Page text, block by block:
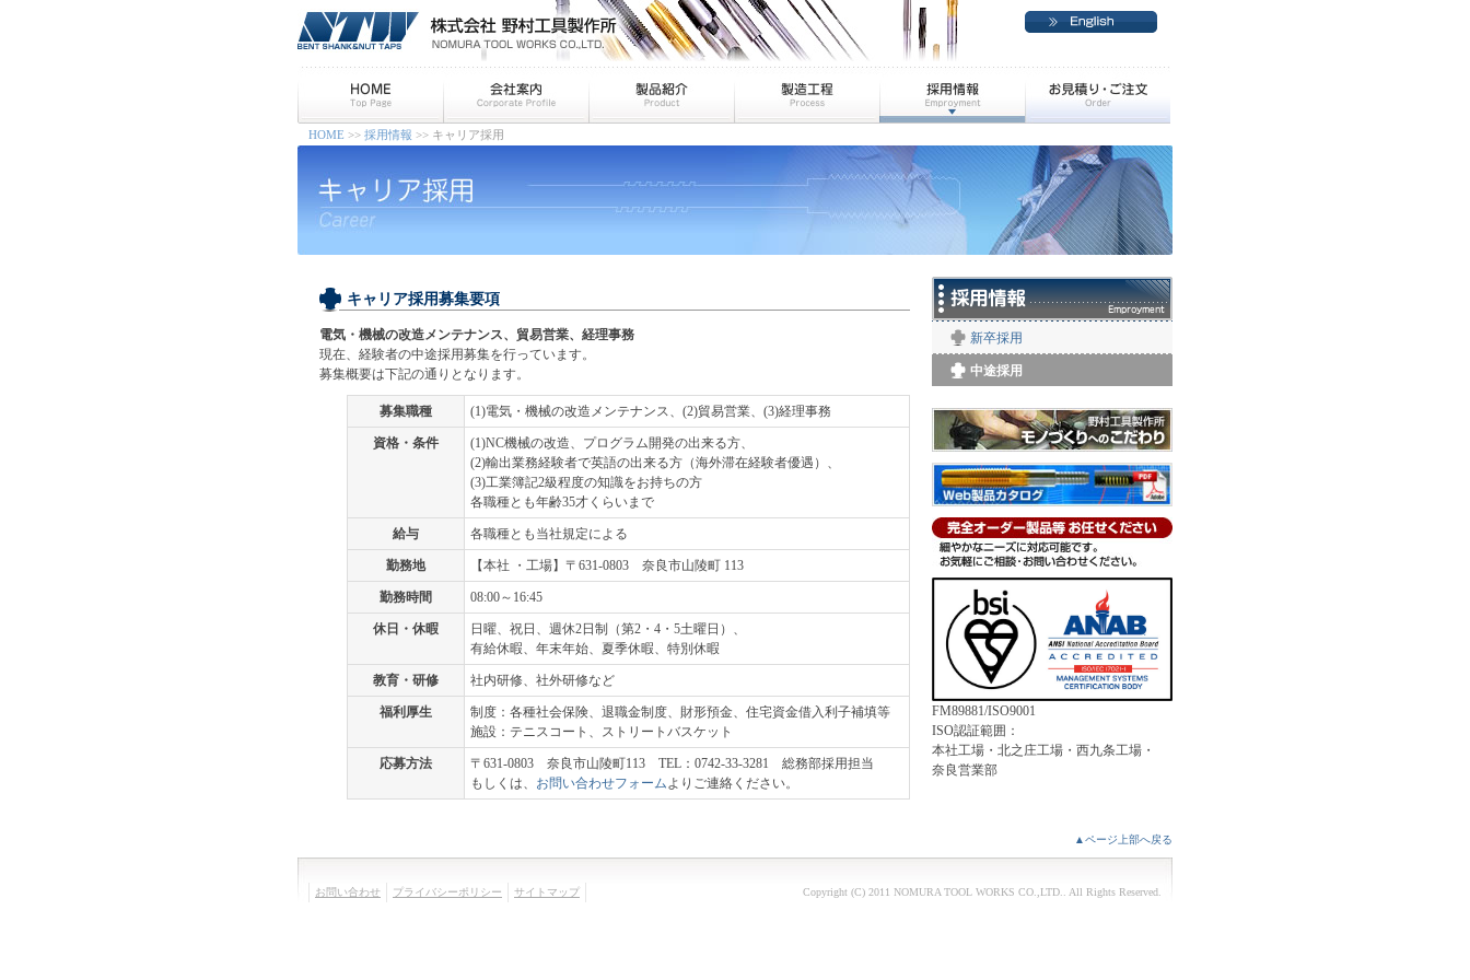
HOME >> 採用情報 >> キャリア採用
キャリア採用募集要項
電気・機械の改造メンテナンス、貿易営業、経理事務
現在、経験者の中途採用募集を行っています。
募集概要は下記の通りとなります。
募集職種 (1)電気・機械の改造メンテナンス、(2)貿易営業、(3)経理事務
資格・条件
(1)NC機械の改造、プログラム開発の出来る方、
(2)輸出業務経験者で英語の出来る方（海外滞在経験者優遇）、
(3)工業簿記2級程度の知識をお持ちの方
各職種とも年齢35才くらいまで
給与 各職種とも当社規定による
勤務地 【本社 ・工場】〒631-0803 奈良市山陵町 113
勤務時間 08:00～16:45
休日・休暇
日曜、祝日、週休2日制（第2・4・5土曜日）、
有給休暇、年末年始、夏季休暇、特別休暇
教育・研修 社内研修、社外研修など
福利厚生
制度：各種社会保険、退職金制度、財形預金、住宅資金借入利子補填等
施設：テニスコート、ストリートバスケット
応募方法
〒631-0803 奈良市山陵町113 TEL：0742-33-3281 総務部採用担当
もしくは、 お問い合わせフォームよりご連絡ください。
新卒採用
中途採用
FM89881/ISO9001
ISO認証範囲：
本社工場・北之庄工場・西九条工場・
奈良営業部
▲ページ上部へ戻る
お問い合わせ プライバシーポリシー サイトマップ Copyright (C) 2011 NOMURA TOOL WORKS CO.,LTD. . All Rights Reserved.